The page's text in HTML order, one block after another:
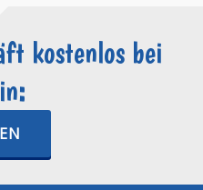
kostenlos bei